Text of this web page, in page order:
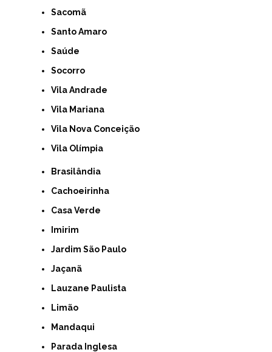
Sacomã
Santo Amaro
Saúde
Socorro
Vila Andrade
Vila Mariana
Vila Nova Conceição
Vila Olímpia
Brasilândia
Cachoeirinha
Casa Verde
Imirim
Jardim São Paulo
Jaçanã
Lauzane Paulista
Limão
Mandaqui
Parada Inglesa